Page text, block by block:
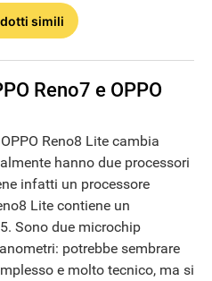
simili
Reno7 e OPPO
Reno8 Lite cambia
hanno due processori
infatti un processore
Lite contiene un
Sono due microchip
potrebbe sembrare
e molto tecnico, ma si